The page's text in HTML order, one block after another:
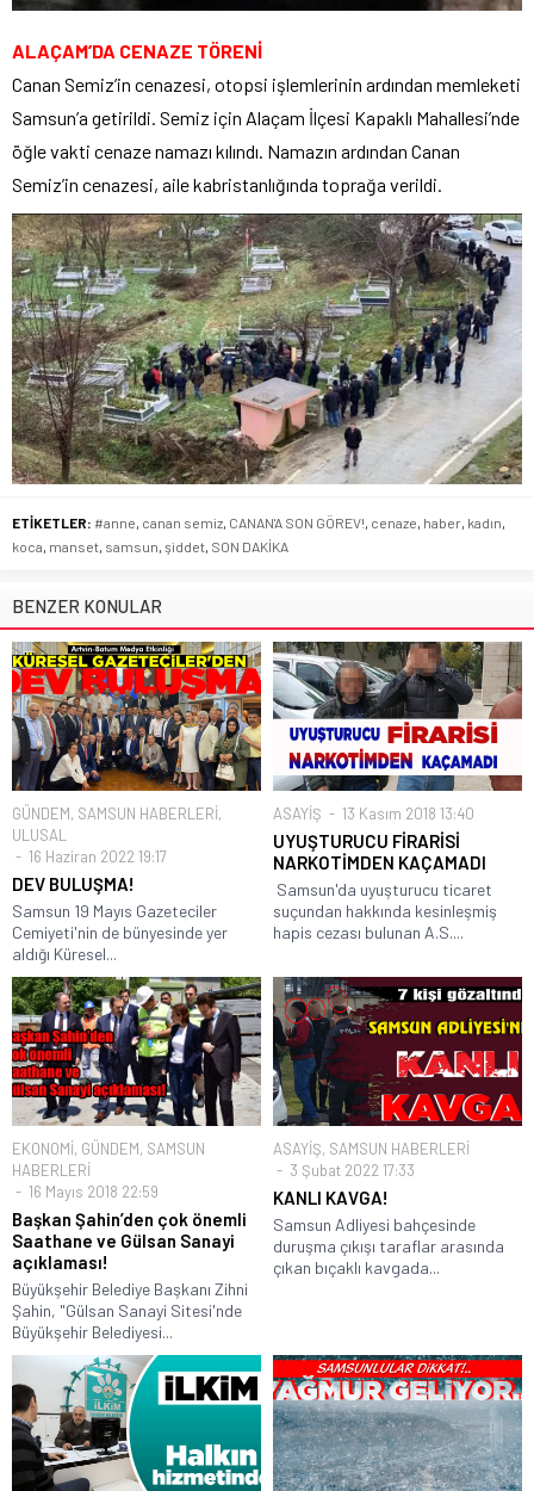
ALAÇAM’DA CENAZE TÖRENİ
Canan Semiz’in cenazesi, otopsi işlemlerinin ardından memleketi
Samsun’a getirildi. Semiz için Alaçam İlçesi Kapaklı Mahallesi’nde
öğle vakti cenaze namazı kılındı. Namazın ardından Canan
Semiz’in cenazesi, aile kabristanlığında toprağa verildi.
ETİKETLER: #anne canan semiz CANAN'A SON GÖREV! cenaze haber kadın
koca manset samsun şiddet SON DAKİKA
BENZER KONULAR
GÜNDEM, SAMSUN HABERLERİ,
ULUSAL
16 Haziran 2022 19:17
DEV BULUŞMA!
Samsun 19 Mayıs Gazeteciler
Cemiyeti'nin de bünyesinde yer
aldığı Küresel...
ASAYİŞ 13 Kasım 2018 13:40
UYUŞTURUCU FİRARİSİ
NARKOTİMDEN KAÇAMADI
Samsun'da uyuşturucu ticaret
suçundan hakkında kesinleşmiş
hapis cezası bulunan A.S....
EKONOMİ, GÜNDEM, SAMSUN
HABERLERİ
16 Mayıs 2018 22:59
Başkan Şahin’den çok önemli
Saathane ve Gülsan Sanayi
açıklaması!
Büyükşehir Belediye Başkanı Zihni
Şahin, "Gülsan Sanayi Sitesi'nde
Büyükşehir Belediyesi...
ASAYİŞ, SAMSUN HABERLERİ
3 Şubat 2022 17:33
KANLI KAVGA!
Samsun Adliyesi bahçesinde
duruşma çıkışı taraflar arasında
çıkan bıçaklı kavgada...